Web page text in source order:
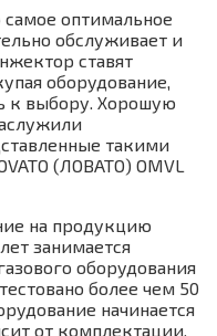
оптимальное
обслуживает и
ставят
оборудование,
к выбору. Хорошую
такими
(ЛОВАТО) ОМVL
на продукцию
занимается
оборудования
более чем 50
начинается
от комплектации.